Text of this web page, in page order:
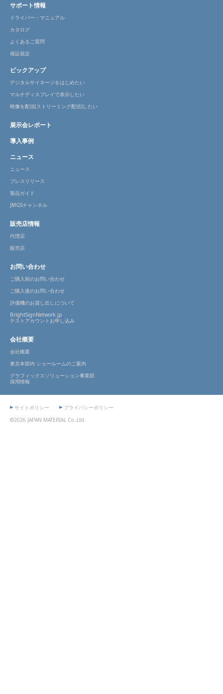
サポート情報
ドライバー・マニュアル
カタログ
よくあるご質問
保証規定
ピックアップ
デジタルサイネージをはじめたい
マルチディスプレイで表示したい
映像を配信(ストリーミング配信)したい
展示会レポート
導入事例
ニュース
ニュース
プレスリリース
製品ガイド
JMGSチャンネル
販売店情報
代理店
販売店
お問い合わせ
ご購入前のお問い合わせ
ご購入後のお問い合わせ
評価機のお貸し出しについて
BrightSignNetwork.jp
テストアカウントお申し込み
会社概要
会社概要
東京本部内 ショールームのご案内
グラフィックスソリューション事業部
採用情報
©2026 JAPAN MATERIAL Co.,Ltd.
サイトポリシー プライバシーポリシー